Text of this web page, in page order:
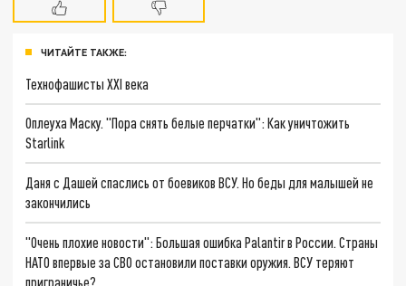
ЧИТАЙТЕ ТАКЖЕ:
Технофашисты XXI века
Оплеуха Маску. "Пора снять белые перчатки": Как уничтожить
Starlink
Даня с Дашей спаслись от боевиков ВСУ. Но беды для малышей не
закончились
"Очень плохие новости": Большая ошибка Palantir в России. Страны
НАТО впервые за СВО остановили поставки оружия. ВСУ теряют
приграничье?